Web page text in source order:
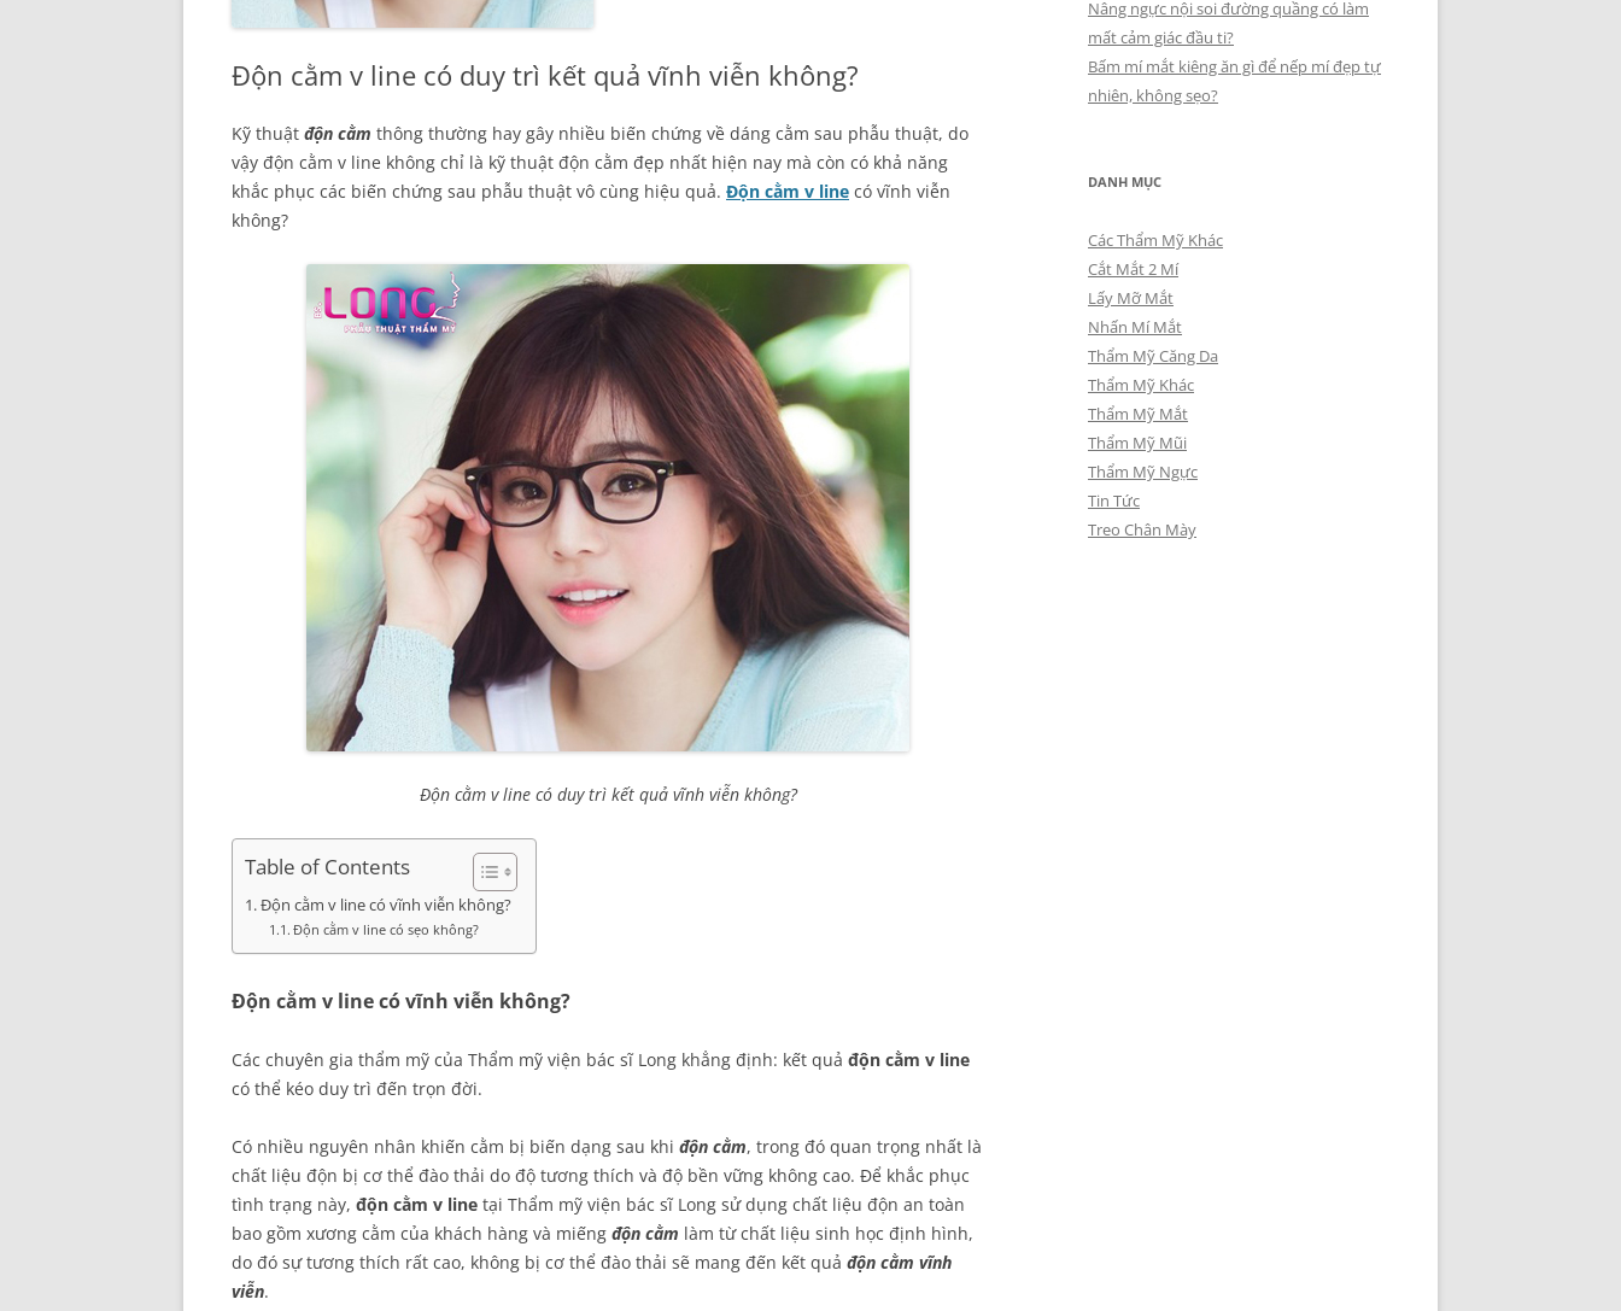
Độn cằm v line có duy trì kết quả vĩnh viễn không?
Kỹ thuật độn cằm thông thường hay gây nhiều biến chứng về dáng cằm sau phẫu thuật, do
vậy độn cằm v line không chỉ là kỹ thuật độn cằm đẹp nhất hiện nay mà còn có khả năng
khắc phục các biến chứng sau phẫu thuật vô cùng hiệu quả. Độn cằm v line có vĩnh viễn
không?
Độn cằm v line có duy trì kết quả vĩnh viễn không?
Table of Contents
Độn cằm v line có vĩnh viễn không?
Độn cằm v line có sẹo không?
Độn cằm v line có vĩnh viễn không?
Các chuyên gia thẩm mỹ của Thẩm mỹ viện bác sĩ Long khẳng định: kết quả độn cằm v line
có thể kéo duy trì đến trọn đời.
Có nhiều nguyên nhân khiến cằm bị biến dạng sau khi độn cằm, trong đó quan trọng nhất là
chất liệu độn bị cơ thể đào thải do độ tương thích và độ bền vững không cao. Để khắc phục
tình trạng này, độn cằm v line tại Thẩm mỹ viện bác sĩ Long sử dụng chất liệu độn an toàn
bao gồm xương cằm của khách hàng và miếng độn cằm làm từ chất liệu sinh học định hình,
do đó sự tương thích rất cao, không bị cơ thể đào thải sẽ mang đến kết quả độn cằm vĩnh
viễn.
Nâng ngực nội soi đường quầng có làm
mất cảm giác đầu ti?
Bấm mí mắt kiêng ăn gì để nếp mí đẹp tự
nhiên, không sẹo?
DANH MỤC
Các Thẩm Mỹ Khác
Cắt Mắt 2 Mí
Lấy Mỡ Mắt
Nhấn Mí Mắt
Thẩm Mỹ Căng Da
Thẩm Mỹ Khác
Thẩm Mỹ Mắt
Thẩm Mỹ Mũi
Thẩm Mỹ Ngực
Tin Tức
Treo Chân Mày